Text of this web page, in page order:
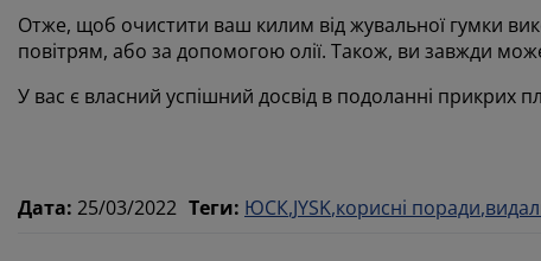
Отже, щоб очистити ваш килим від жувальної гумки
повітрям, або за допомогою олії. Також, ви завжди
У вас є власний успішний досвід в подоланні прикрих
Дата: 25/03/2022 Теги: ЮСК JYSK корисні поради